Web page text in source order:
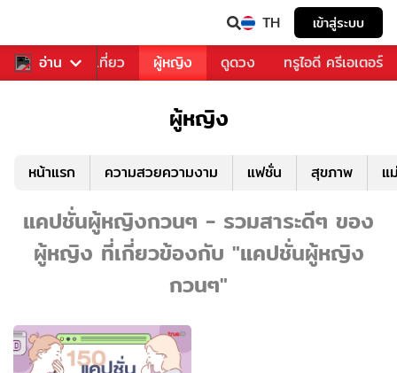
TH เข้าสู่ระบบ
อ่าน
อาหาร ท่องเที่ยว ผู้หญิง ดูดวง ทรูไอดี ครีเอเตอร์
ผู้หญิง
หน้าแรก ความสวยความงาม แฟชั่น สุขภาพ แ
แคปชั่นผู้หญิงกวนๆ - รวมสาระดีๆ ของ
ผู้หญิง ที่เกี่ยวข้องกับ "แคปชั่นผู้หญิง
กวนๆ"